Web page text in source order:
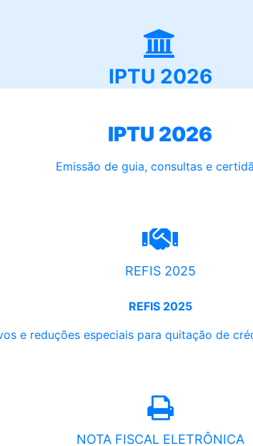
IPTU 2026
IPTU 2026
Emissão de guia, consultas e
REFIS 2025
REFIS 2025
e reduções especiais para quitação de
NOTA FISCAL ELETRÔNICA